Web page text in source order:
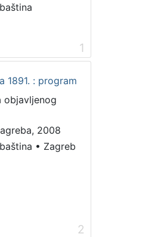
1
1891. : program
objavljenog
2008
• Zagreb
2